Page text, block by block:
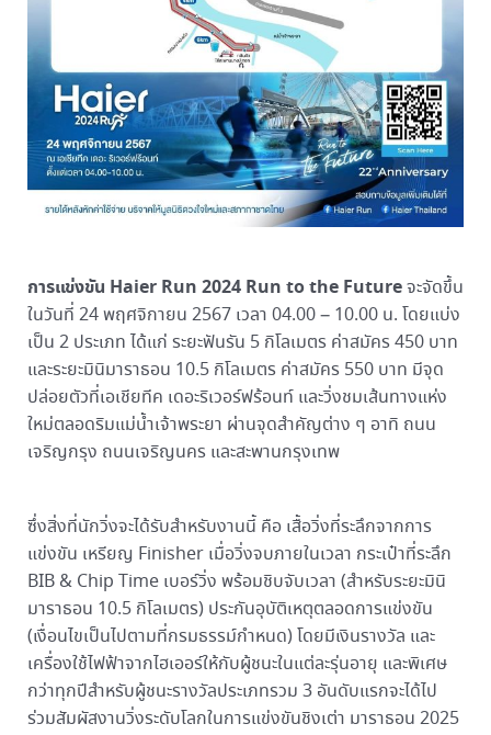
การแข่งขัน Haier Run 2024 Run to the Futureจะจัดขึ้น
ในวันที่ 24 พฤศจิกายน 2567 เวลา 04.00 – 10.00 น. โดยแบ่ง
เป็น 2 ประเภท ได้แก่ ระยะฟันรัน 5 กิโลเมตร ค่าสมัคร 450 บาท
และระยะมินิมาราธอน 10.5 กิโลเมตร ค่าสมัคร 550 บาท มีจุด
ปล่อยตัวที่เอเชียทีค เดอะริเวอร์ฟร้อนท์ และวิ่งชมเส้นทางแห่ง
ใหม่ตลอดริมแม่น้ำเจ้าพระยา ผ่านจุดสำคัญต่าง ๆ อาทิ ถนน
เจริญกรุง ถนนเจริญนคร และสะพานกรุงเทพ
ซึ่งสิ่งที่นักวิ่งจะได้รับสำหรับงานนี้ คือ เสื้อวิ่งที่ระลึกจากการ
แข่งขัน เหรียญ Finisher เมื่อวิ่งจบภายในเวลา กระเป๋าที่ระลึก
BIB & Chip Time เบอร์วิ่ง พร้อมชิบจับเวลา (สำหรับระยะมินิ
มาราธอน 10.5 กิโลเมตร) ประกันอุบัติเหตุตลอดการแข่งขัน
(เงื่อนไขเป็นไปตามที่กรมธรรม์กำหนด) โดยมีเงินรางวัล และ
เครื่องใช้ไฟฟ้าจากไฮเออร์ให้กับผู้ชนะในแต่ละรุ่นอายุ และพิเศษ
กว่าทุกปีสำหรับผู้ชนะรางวัลประเภทรวม 3 อันดับแรกจะได้ไป
ร่วมสัมผัสงานวิ่งระดับโลกในการแข่งขันชิงเต่า มาราธอน 2025